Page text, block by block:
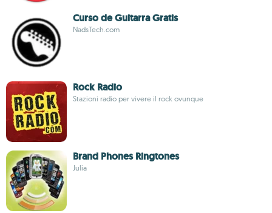
Curso de Guitarra Gratis
NadsTech.com
Rock Radio
Stazioni radio per vivere il rock ovunque
Brand Phones Ringtones
Julia